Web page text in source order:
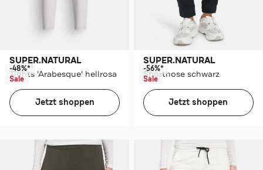
SUPER.NATURAL
Tights 'Arabesque' hellrosa
-48%*
Sale
Jetzt shoppen
SUPER.NATURAL
Sporthose schwarz
-56%*
Sale
Jetzt shoppen